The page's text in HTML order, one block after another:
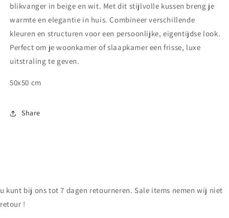
blikvanger in beige en wit. Met dit stijlvolle kussen breng je
warmte en elegantie in huis. Combineer verschillende
kleuren en structuren voor een persoonlijke, eigentijdse look.
Perfect om je woonkamer of slaapkamer een frisse, luxe
uitstraling te geven.
50x50 cm
Share
u kunt bij ons tot 7 dagen retourneren. Sale items nemen wij niet
retour !